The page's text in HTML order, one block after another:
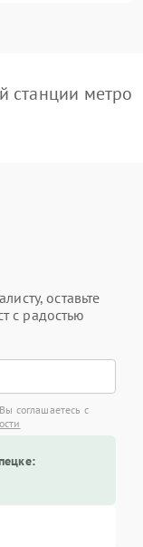
станции метро
оставьте
с радостью
соглашаетесь с